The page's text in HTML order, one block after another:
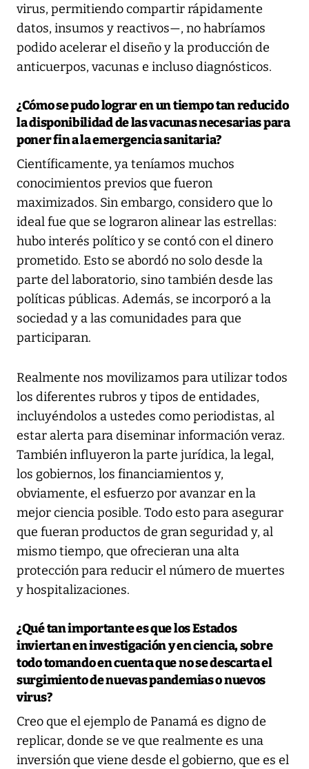
virus, permitiendo compartir rápidamente
datos, insumos y reactivos—, no habríamos
podido acelerar el diseño y la producción de
anticuerpos, vacunas e incluso diagnósticos.
¿Cómo se pudo lograr en un tiempo tan reducido
la disponibilidad de las vacunas necesarias para
poner fin a la emergencia sanitaria?
Científicamente, ya teníamos muchos
conocimientos previos que fueron
maximizados. Sin embargo, considero que lo
ideal fue que se lograron alinear las estrellas:
hubo interés político y se contó con el dinero
prometido. Esto se abordó no solo desde la
parte del laboratorio, sino también desde las
políticas públicas. Además, se incorporó a la
sociedad y a las comunidades para que
participaran.
Realmente nos movilizamos para utilizar todos
los diferentes rubros y tipos de entidades,
incluyéndolos a ustedes como periodistas, al
estar alerta para diseminar información veraz.
También influyeron la parte jurídica, la legal,
los gobiernos, los financiamientos y,
obviamente, el esfuerzo por avanzar en la
mejor ciencia posible. Todo esto para asegurar
que fueran productos de gran seguridad y, al
mismo tiempo, que ofrecieran una alta
protección para reducir el número de muertes
y hospitalizaciones.
¿Qué tan importante es que los Estados
inviertan en investigación y en ciencia, sobre
todo tomando en cuenta que no se descarta el
surgimiento de nuevas pandemias o nuevos
virus?
Creo que el ejemplo de Panamá es digno de
replicar, donde se ve que realmente es una
inversión que viene desde el gobierno, que es el